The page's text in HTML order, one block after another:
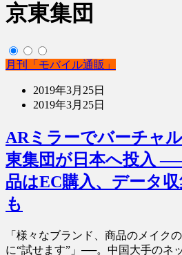
京東集団
月刊「モバイル通販」
2019年3月25日
2019年3月25日
ARミラーでバーチャ
東集団が日本へ投入
品はEC購入、データ
も
「様々なブランド、商品のメイク
に“試せます”」──。中国大手のネ